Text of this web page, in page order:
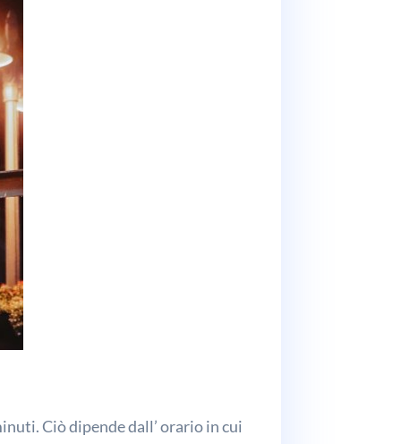
Ciò dipende dall’ orario in cui